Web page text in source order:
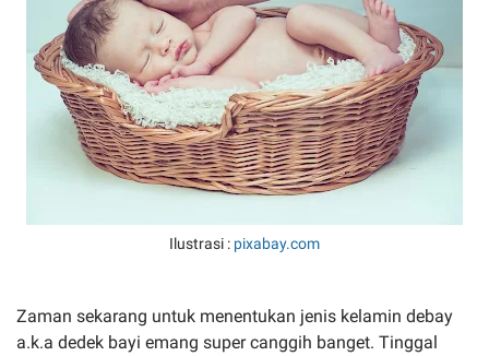
Ilustrasi : pixabay.com
Zaman sekarang untuk menentukan jenis kelamin debay
a.k.a dedek bayi emang super canggih banget. Tinggal